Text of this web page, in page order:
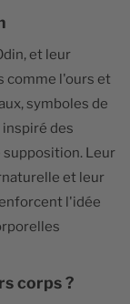
et leur
comme l'ours et
symboles de
des
supposition. Leur
et leur
l'idée
corps ?